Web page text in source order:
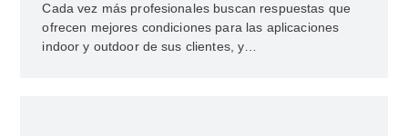
Cada vez más profesionales buscan respuestas que
ofrecen mejores condiciones para las aplicaciones
indoor y outdoor de sus clientes, y…